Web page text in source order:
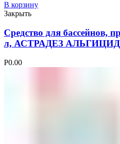
В корзину
Закрыть
Средство для бассейнов,
л, АСТРАДЕЗ АЛЬГИЦИД,
Р0.00